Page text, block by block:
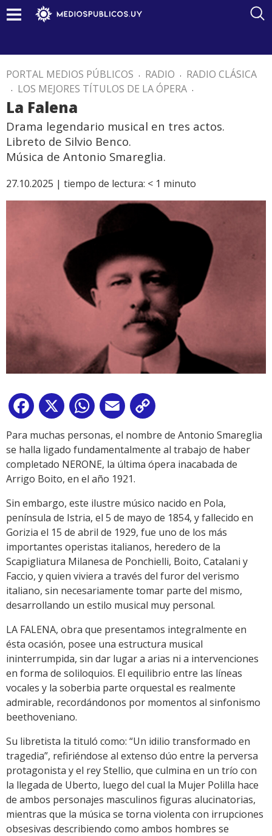
PORTAL MEDIOS PÚBLICOS . RADIO . RADIO CLÁSICA
. LOS MEJORES TÍTULOS DE LA ÓPERA .
La Falena
Drama legendario musical en tres actos.
Libreto de Silvio Benco.
Música de Antonio Smareglia.
27.10.2025 | tiempo de lectura: < 1 minuto
Facebook
X WhatsApp
Email
Link
Para muchas personas, el nombre de Antonio Smareglia
se halla ligado fundamentalmente al trabajo de haber
completado NERONE, la última ópera inacabada de
Arrigo Boito, en el año 1921.
Sin embargo, este ilustre músico nacido en Pola,
península de Istria, el 5 de mayo de 1854, y fallecido en
Gorizia el 15 de abril de 1929, fue uno de los más
importantes operistas italianos, heredero de la
Scapigliatura Milanesa de Ponchielli, Boito, Catalani y
Faccio, y quien viviera a través del furor del verismo
italiano, sin necesariamente tomar parte del mismo,
desarrollando un estilo musical muy personal.
LA FALENA, obra que presentamos integralmente en
ésta ocasión, posee una estructura musical
ininterrumpida, sin dar lugar a arias ni a intervenciones
en forma de soliloquios. El equilibrio entre las líneas
vocales y la soberbia parte orquestal es realmente
admirable, recordándonos por momentos al sinfonismo
beethoveniano.
Su libretista la tituló como: “Un idilio transformado en
tragedia”, refiriéndose al extenso dúo entre la perversa
protagonista y el rey Stellio, que culmina en un trío con
la llegada de Uberto, luego del cual la Mujer Polilla hace
de ambos personajes masculinos figuras alucinatorias,
mientras que la música se torna violenta con irrupciones
obsesivas describiendo como ambos hombres se